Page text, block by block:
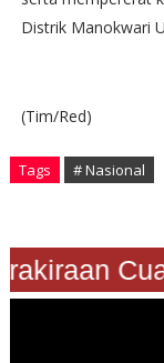
Distrik Manokwari
(Tim/Red)
Tags # Nasional